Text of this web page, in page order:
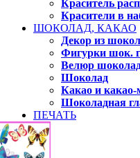
Краситель
Красители в
ШОКОЛАД, КАКАО
Декор из
Фигурки шок.
Велюр
Шоколад
Какао и какао-
Шоколадная
ПЕЧАТЬ